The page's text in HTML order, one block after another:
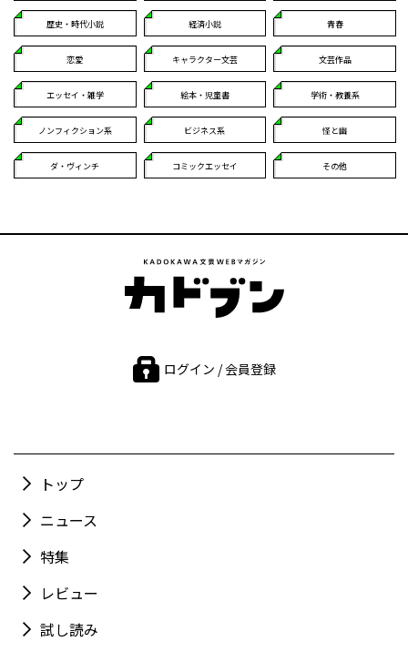
歴史・時代小説 経済小説 青春
恋愛 キャラクター文芸 文芸作品
エッセイ・雑学 絵本・児童書 学術・教養系
ノンフィクション系 ビジネス系 怪と幽
ダ・ヴィンチ コミックエッセイ その他
ログイン / 会員登録
トップ
ニュース
特集
レビュー
試し読み